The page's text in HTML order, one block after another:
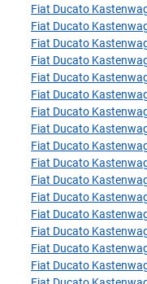
Fiat Ducato
Fiat Ducato
Fiat Ducato
Fiat Ducato
Fiat Ducato
Fiat Ducato
Fiat Ducato
Fiat Ducato
Fiat Ducato
Fiat Ducato
Fiat Ducato
Fiat Ducato
Fiat Ducato
Fiat Ducato
Fiat Ducato
Fiat Ducato